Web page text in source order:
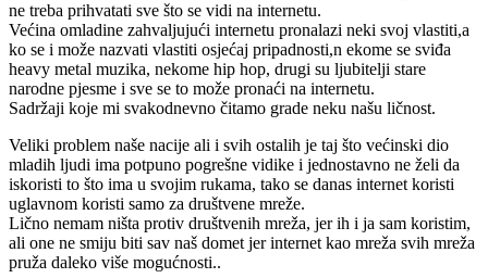
ne treba prihvatati sve što se vidi na internetu.
Većina omladine zahvaljujući internetu pronalazi neki svoj vlastiti,a
ko se i može nazvati vlastiti osjećaj pripadnosti,n ekome se sviđa
heavy metal muzika, nekome hip hop, drugi su ljubitelji stare
narodne pjesme i sve se to može pronaći na internetu.
Sadržaji koje mi svakodnevno čitamo grade neku našu ličnost.
Veliki problem naše nacije ali i svih ostalih je taj što većinski dio
mladih ljudi ima potpuno pogrešne vidike i jednostavno ne želi da
iskoristi to što ima u svojim rukama, tako se danas internet koristi
uglavnom koristi samo za društvene mreže.
Lično nemam ništa protiv društvenih mreža, jer ih i ja sam koristim,
ali one ne smiju biti sav naš domet jer internet kao mreža svih mreža
pruža daleko više mogućnosti..